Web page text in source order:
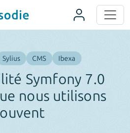
Sylius CMS Ibexa
Symfony 7.0
nous utilisons